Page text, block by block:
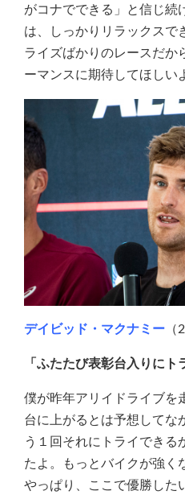
がコナでできる」と信じ続
は、しっかりリラックスで
ライズばかりのレースだか
ーマンスに期待してほしい
デイビッド・マクナミー （
「ふたたび表彰台入りにト
僕が昨年アリイドライブを
台に上がるとは予想してな
う１回それにトライできる
たよ。もっとバイクが強く
やっぱり、ここで優勝した